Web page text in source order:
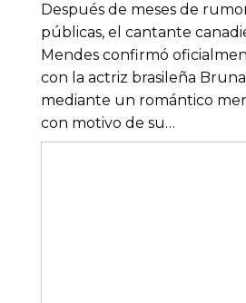
Después de meses de
públicas, el cantante
Mendes confirmó
con la actriz brasileña
mediante un romántico
con motivo de su…